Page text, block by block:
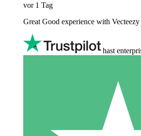
vor 1 Tag
Great Good experience with
hast